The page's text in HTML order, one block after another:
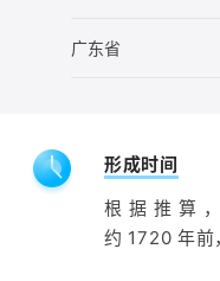
广东省
形成时间
根据推算，
约 1720 年前